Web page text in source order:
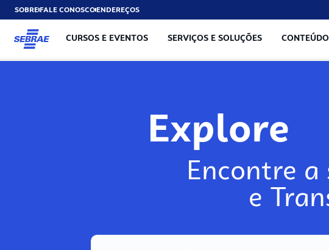
SOBREFALE CONOSCOENDEREÇOS
CURSOS E EVENTOS SERVIÇOS E SOLUÇÕES
Explore
Encontre a
e